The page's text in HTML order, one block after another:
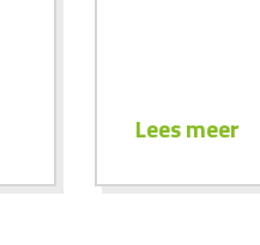
Lees meer